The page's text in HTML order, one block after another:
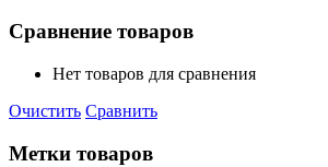
Сравнение товаров
Нет товаров для сравнения
Очистить Сравнить
Метки товаров